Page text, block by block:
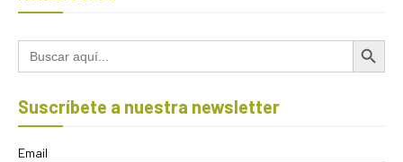
Buscar: Botón de
Suscríbete a nuestra newsletter
Email